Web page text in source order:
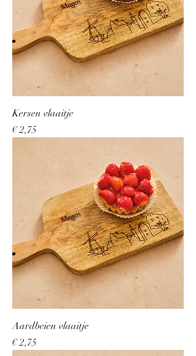
Kersen vlaaitje
Prijs
€ 2,75
Aardbeien vlaaitje
Prijs
€ 2,75